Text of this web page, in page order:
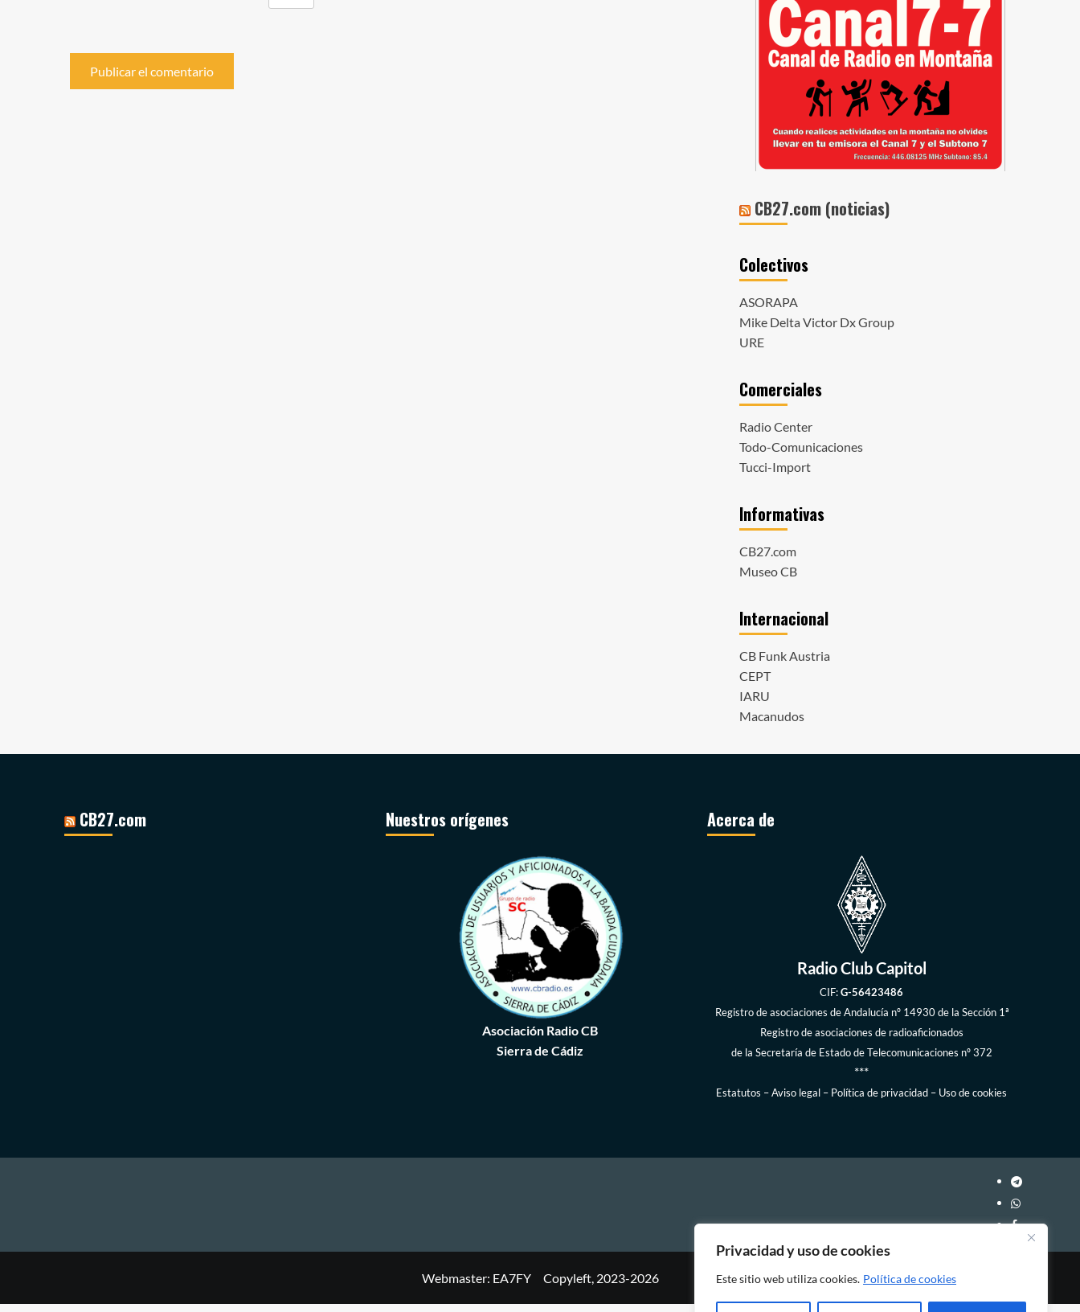
Privacidad y uso de cookies
Este sitio web utiliza cookies. Política de cookies
CB27.com (noticias)
Colectivos
ASORAPA
Mike Delta Victor Dx Group
URE
Comerciales
Radio Center
Todo-Comunicaciones
Tucci-Import
Informativas
CB27.com
Museo CB
Internacional
CB Funk Austria
CEPT
IARU
Macanudos
CB27.com Nuestros orígenes
Asociación Radio CB
Sierra de Cádiz
Acerca de
Radio Club Capitol
CIF:G-56423486
Registro de asociaciones de Andalucía nº 14930 de la Sección 1ª
Registro de asociaciones de radioaficionados
de la Secretaría de Estado de Telecomunicaciones nº 372
***
Estatutos –Aviso legal – Política de privacidad – Uso de cookies
Webmaster: EA7FY Copyleft, 2023-2026